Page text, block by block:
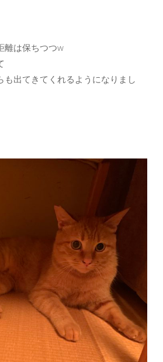
離は保ちつつw
も出てきてくれるようになりまし